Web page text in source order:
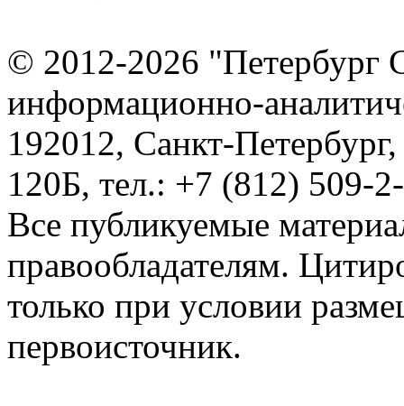
© 2012-2026 "Петербург
информационно-
192012, Санкт-
120Б, тел.: +7 (812) 509-
Все публикуемые
правообладателям.
только при условии
первоисточник.